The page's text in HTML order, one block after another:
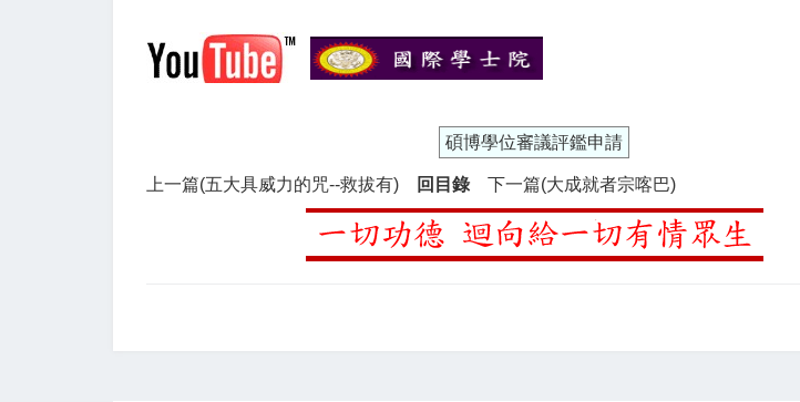
碩博學位審議評鑑申請
上一篇(五大具威力的咒--救拔有) 回目錄 下一篇(大成就者宗喀巴)